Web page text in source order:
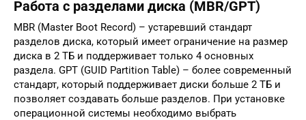
Работа с разделами диска (MBR/GPT)
MBR (Master Boot Record) – устаревший стандарт
разделов диска, который имеет ограничение на размер
диска в 2 ТБ и поддерживает только 4 основных
раздела. GPT (GUID Partition Table) – более современный
стандарт, который поддерживает диски больше 2 ТБ и
позволяет создавать больше разделов. При установке
операционной системы необходимо выбрать